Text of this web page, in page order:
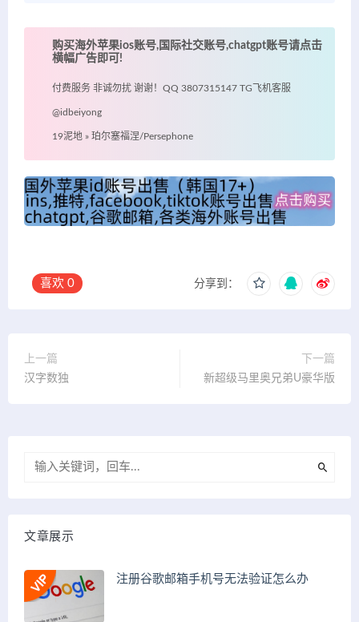
购买海外苹果ios账号,国际社交账号,chatgpt账号请点击
横幅广告即可!
付费服务 非诚勿扰 谢谢！QQ 3807315147 TG飞机客服
@idbeiyong
19泥地 » 珀尔塞福涅/Persephone
喜欢 0 分享到：
上一篇
汉字数独
下一篇
新超级马里奥兄弟U豪华版
文章展示
注册谷歌邮箱手机号无法验证怎么办